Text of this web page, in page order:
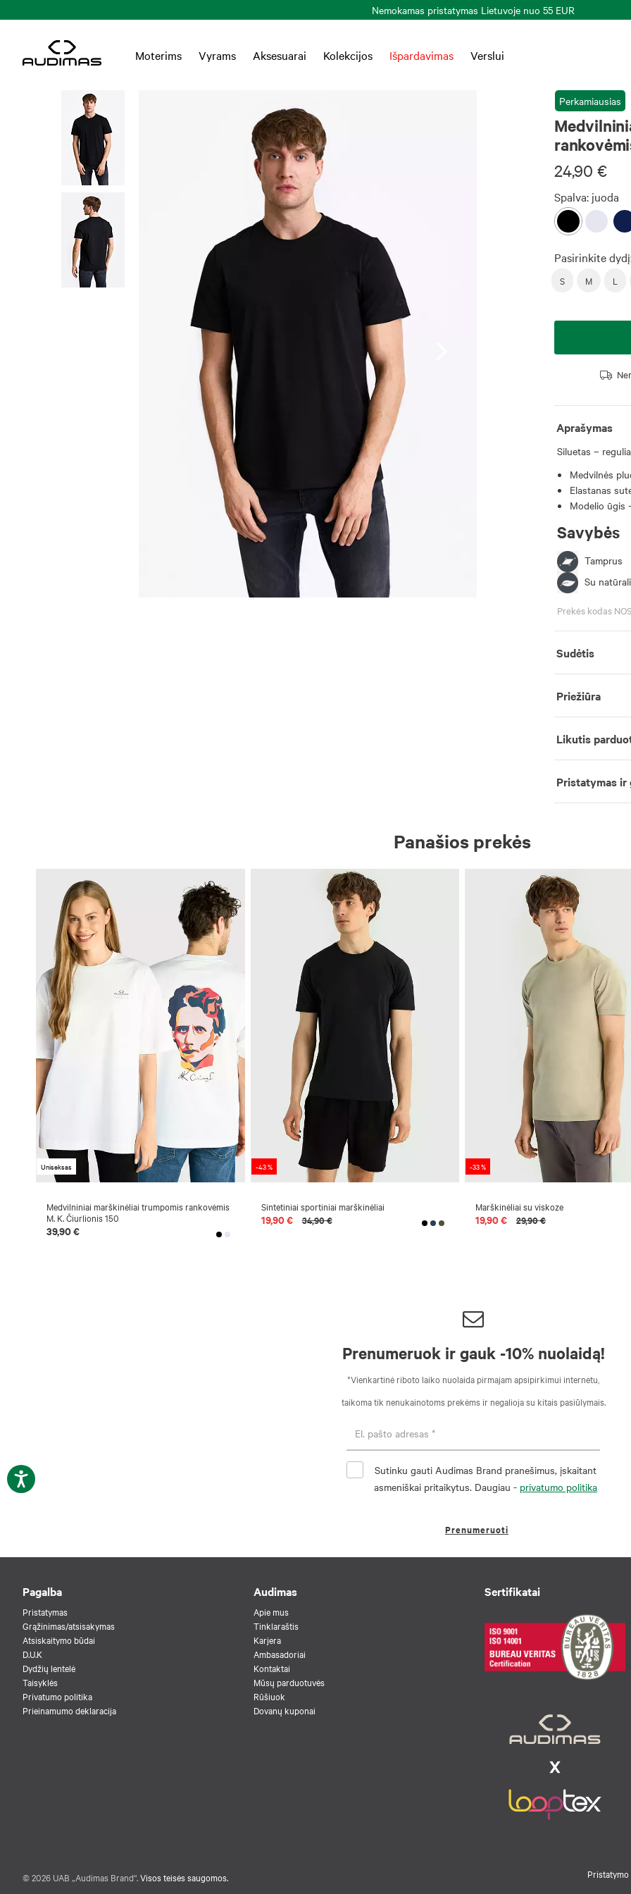
Nemokamas pristatymas Lietuvoje nuo 55 EUR
Moterims Vyrams Aksesuarai Kolekcijos Išpardavimas Verslui
Perkamiausias
24,90 €
Spalva: juoda
Pasirinkite
S M L
Aprašymas
Siluetas –
Medvilnės
Elastanas
Modelio ūgis
Savybės
Tamprus
Su
Prekės kodas
Sudėtis
Priežiūra
Likutis
Pristatymas ir
Panašios prekės
Uniseksas
Medvilniniai marškinėliai trumpomis rankovėmis
M. K. Čiurlionis 150
39,90 €
-43 %
Sintetiniai sportiniai marškinėliai
19,90 € 34,90 €
-33 %
Marškinėliai su viskoze
19,90 € 29,90 €
Prenumeruok ir gauk -10% nuolaidą!
*Vienkartinė riboto laiko nuolaida pirmajam apsipirkimui internetu,
taikoma tik nenukainotoms prekėms ir negalioja su kitais pasiūlymais.
Sutinku gauti Audimas Brand pranešimus, įskaitant
asmeniškai pritaikytus. Daugiau - privatumo politika
Prenumeruoti
Pagalba
Pristatymas
Grąžinimas/atsisakymas
Atsiskaitymo būdai
D.U.K
Dydžių lentelė
Taisyklės
Privatumo politika
Prieinamumo deklaracija
Audimas
Apie mus
Tinklaraštis
Karjera
Ambasadoriai
Kontaktai
Mūsų parduotuvės
Rūšiuok
Dovanų kuponai
Sertifikatai
© 2026 UAB „Audimas Brand“.Visos teisės saugomos.